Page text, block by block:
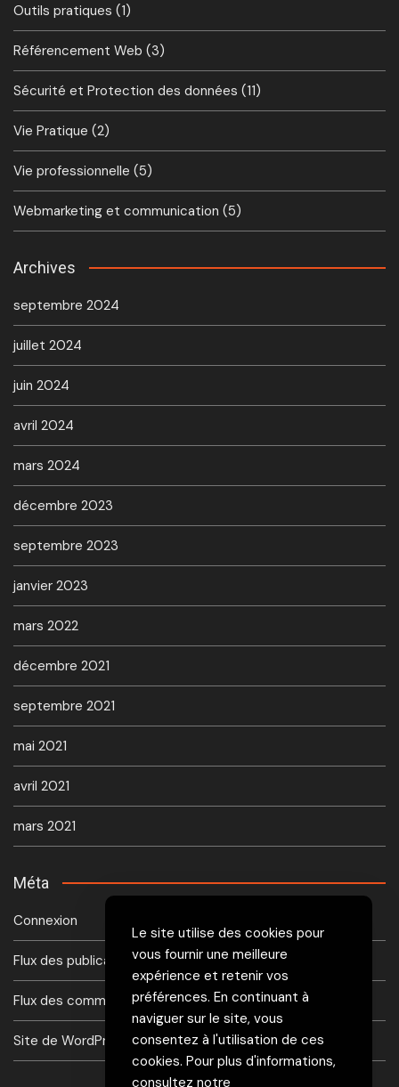
Outils pratiques (1)
Référencement Web (3)
Sécurité et Protection des données (11)
Vie Pratique (2)
Vie professionnelle (5)
Webmarketing et communication (5)
Archives
septembre 2024
juillet 2024
juin 2024
avril 2024
mars 2024
décembre 2023
septembre 2023
janvier 2023
mars 2022
décembre 2021
septembre 2021
mai 2021
avril 2021
mars 2021
Méta
Connexion
Flux des publications
Flux des commentaires
Site de WordPress-FR
Le site utilise des cookies pour
vous fournir une meilleure
expérience et retenir vos
préférences. En continuant à
naviguer sur le site, vous
consentez à l'utilisation de ces
cookies. Pour plus d'informations,
consultez notre